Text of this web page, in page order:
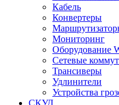
Кабель
Конвертеры
Мониторинг
Оборудование
Сетевые
Трансиверы
Удлинители
Устройства
СКУД